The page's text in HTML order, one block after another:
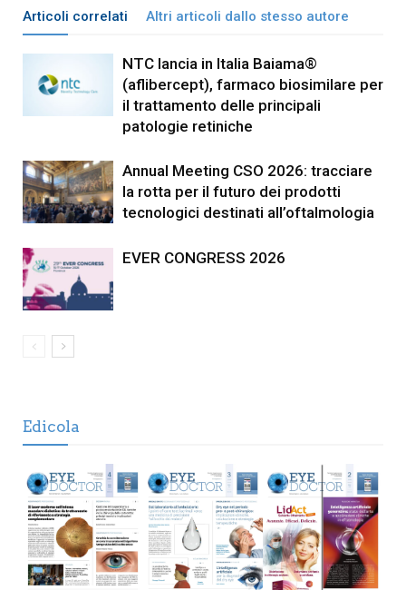
Articoli correlati Altri articoli dallo stesso autore
NTC lancia in Italia Baiama®
(aflibercept), farmaco biosimilare per
il trattamento delle principali
patologie retiniche
Annual Meeting CSO 2026: tracciare
la rotta per il futuro dei prodotti
tecnologici destinati all’oftalmologia
EVER CONGRESS 2026
Edicola